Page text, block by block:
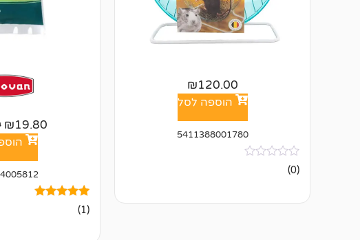
₪120.00
הוספה לסל
5411388001780
אין
ביקורות
(0)
₪19.80
מדורג
5.00
1(1)